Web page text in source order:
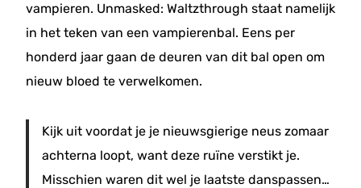
vampieren. Unmasked: Waltzthrough staat namelijk
in het teken van een vampierenbal. Eens per
honderd jaar gaan de deuren van dit bal open om
nieuw bloed te verwelkomen.
Kijk uit voordat je je nieuwsgierige neus zomaar
achterna loopt, want deze ruïne verstikt je.
Misschien waren dit wel je laatste danspassen…